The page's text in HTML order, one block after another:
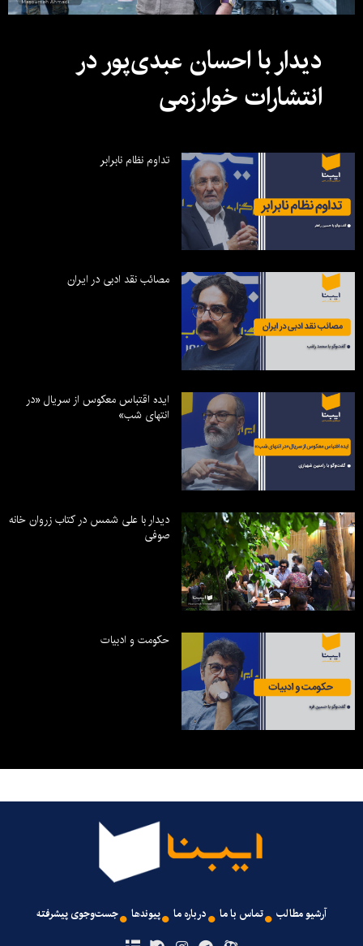
دیدار با احسان عبدی‌پور در
انتشارات خوارزمی
تداوم نظام نابرابر
مصائب نقد ادبی در ایران
ایده اقتباس معکوس از سریال «در
انتهای شب»
دیدار با علی شمس در کتاب زروان خانه
صوفی
حکومت و ادبیات
آرشیو مطالب تماس با ما درباره ما پیوندها جست‌وجوی پیشرفته